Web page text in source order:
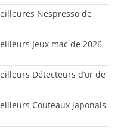
Nespresso de
Jeux mac de 2026
Détecteurs d’or de
Couteaux japonais